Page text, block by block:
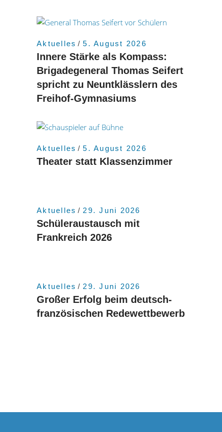
Aktuelles 5. August 2026
Innere Stärke als Kompass:
Brigadegeneral Thomas Seifert
spricht zu Neuntklässlern des
Freihof-Gymnasiums
Aktuelles 5. August 2026
Theater statt Klassenzimmer
Aktuelles 29. Juni 2026
Schüleraustausch mit
Frankreich 2026
Aktuelles 29. Juni 2026
Großer Erfolg beim deutsch-
französischen Redewettbewerb